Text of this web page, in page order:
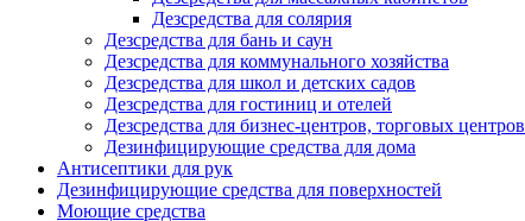
Дезсредства для солярия
Дезсредства для бань и саун
Дезсредства для коммунального хозяйства
Дезсредства для школ и детских садов
Дезсредства для гостиниц и отелей
Дезсредства для бизнес-центров, торговых центров
Дезинфицирующие средства для дома
Антисептики для рук
Дезинфицирующие средства для поверхностей
Моющие средства